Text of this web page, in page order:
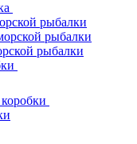
рыбалки
рыбалки
рыбалки